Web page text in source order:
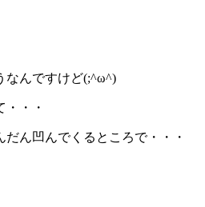
なんですけど(;^ω^)
・・・
ん凹んでくるところで・・・